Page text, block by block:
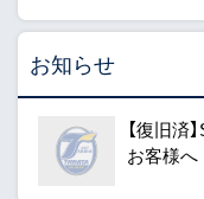
お知らせ
【復旧済
お客様へ